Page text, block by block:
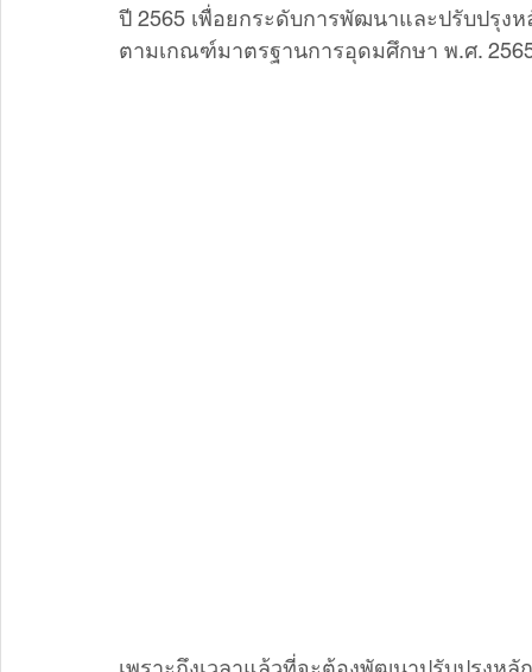
ปี 2565 เพื่อยกระดับการพัฒนาและปรับปรุง
ตามเกณฑ์มาตรฐานการอุดมศึกษา พ.ศ.